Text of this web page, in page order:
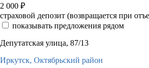
2 000 ₽
страховой депозит (возвращается при
показывать предложения рядом
Депутатская улица, 87/13
Иркутск, Октябрьский район